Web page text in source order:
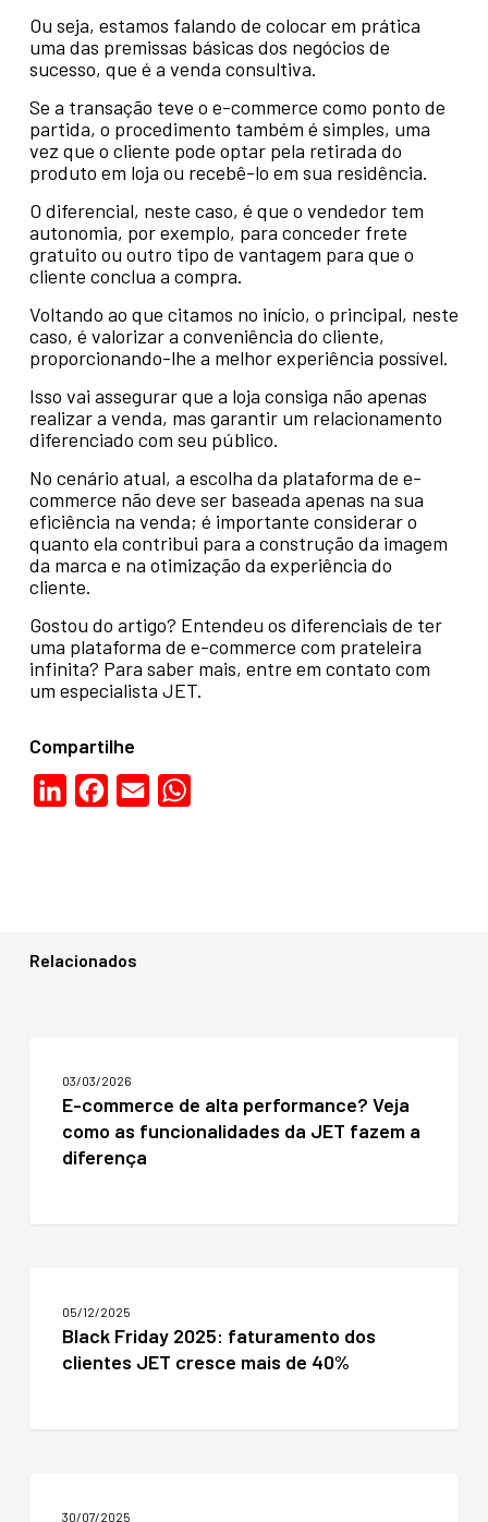
Ou seja, estamos falando de colocar em prática
uma das premissas básicas dos negócios de
sucesso, que é a venda consultiva.
Se a transação teve o e-commerce como ponto de
partida, o procedimento também é simples, uma
vez que o cliente pode optar pela retirada do
produto em loja ou recebê-lo em sua residência.
O diferencial, neste caso, é que o vendedor tem
autonomia, por exemplo, para conceder frete
gratuito ou outro tipo de vantagem para que o
cliente conclua a compra.
Voltando ao que citamos no início, o principal, neste
caso, é valorizar a conveniência do cliente,
proporcionando-lhe a melhor experiência possível.
Isso vai assegurar que a loja consiga não apenas
realizar a venda, mas garantir um relacionamento
diferenciado com seu público.
No cenário atual, a escolha da plataforma de e-
commerce não deve ser baseada apenas na sua
eficiência na venda; é importante considerar o
quanto ela contribui para a construção da imagem
da marca e na otimização da experiência do
cliente.
Gostou do artigo? Entendeu os diferenciais de ter
uma plataforma de e-commerce com prateleira
infinita? Para saber mais, entre em contato com
um especialista JET.
Compartilhe
LinkedInFacebook
Email
Relacionados
performance?
diferença
03/03/2026
E-commerce de alta performance? Veja
como as funcionalidades da JET fazem a
diferença
2025:
faturamento
05/12/2025
Black Friday 2025: faturamento dos
clientes JET cresce mais de 40%
30/07/2025